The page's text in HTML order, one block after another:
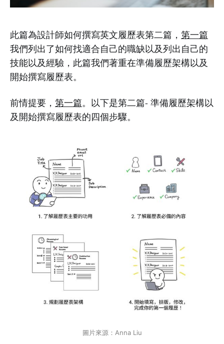
此篇為設計師如何撰寫英文履歷表第二篇， 第一篇
我們列出了如何找適合自己的職缺以及列出自己的
技能以及經驗，此篇我們著重在準備履歷架構以及
開始撰寫履歷表。
前情提要， 第一篇。以下是第二篇- 準備履歷架構以
及開始撰寫履歷表的四個步驟。
圖片來源：Anna Liu